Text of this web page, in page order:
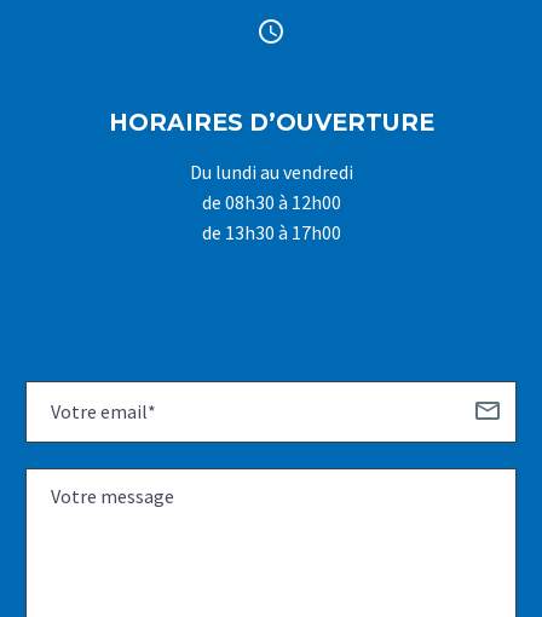


HORAIRES D’OUVERTURE
Du lundi au vendredi
de 08h30 à 12h00
de 13h30 à 17h00